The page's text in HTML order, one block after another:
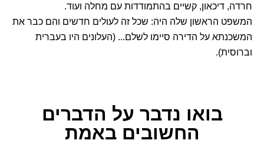
חרדה, דיכאון, קשיים בהתמודדות עם מחלה ועוד.
המשפט הראשון שלה היה: שכל זה לעולים חדשים והם כבר את
המשכנתא על הדירה סיימו לשלם... (העלונים היו בעברית
וברוסית).
בואו נדבר על הדברים
החשובים באמת